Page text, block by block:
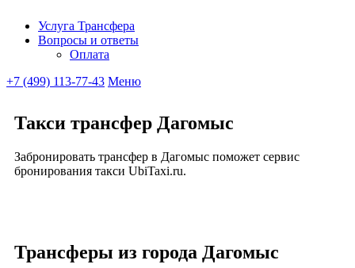
Ubitaxi
Услуга Трансфера
Вопросы и ответы
Оплата
+7 (499) 113-77-43 Меню
Такси трансфер Дагомыс
Забронировать трансфер в Дагомыс поможет сервис
бронирования такси UbiTaxi.ru.
Трансферы из города Дагомыс